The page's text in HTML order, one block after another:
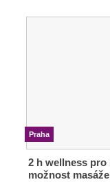
Praha
2 h wellness pro
možnost masáže